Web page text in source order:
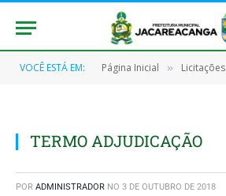
VOCÊ ESTÁ EM: Página Inicial » Licitações
TERMO ADJUDICAÇÃO
POR ADMINISTRADOR NO 3 DE OUTUBRO DE 2018